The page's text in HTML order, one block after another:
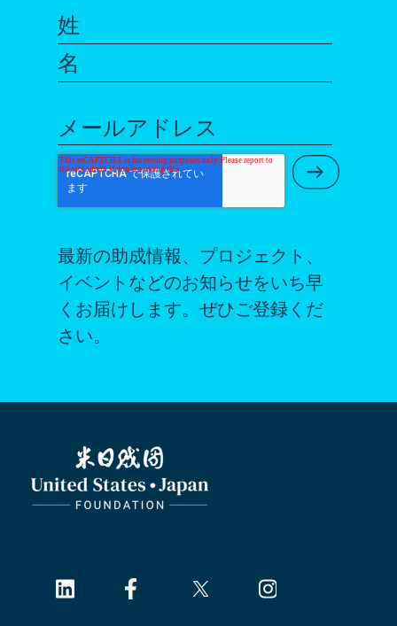
姓
名
メールアドレス
Submit
最新の助成情報、プロジェクト、
イベントなどのお知らせをいち早
くお届けします。ぜひご登録くだ
さい。